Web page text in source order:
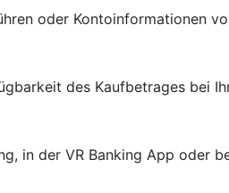
oder Kontoinformationen
des Kaufbetrages bei
in der VR Banking App oder